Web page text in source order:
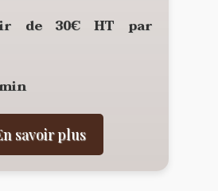
de 30€ HT par
savoir plus